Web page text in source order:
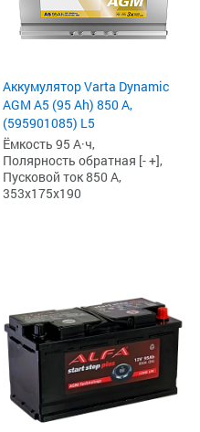
Аккумулятор Varta Dynamic
AGM A5 (95 Ah) 850 А,
(595901085) L5
Ёмкость 95 А·ч,
Полярность обратная [- +],
Пусковой ток 850 А,
353x175x190